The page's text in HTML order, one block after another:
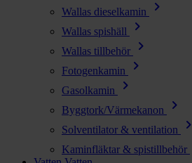
Wallas dieselkamin
chevron_right
Wallas spishäll chevron_right
Wallas tillbehör chevron_right
Fotogenkamin chevron_right
Gasolkamin chevron_right
Byggtork/Värmekanon chevron_right
Solventilator & ventilation chevron_right
Kaminfläktar & spistillbehör